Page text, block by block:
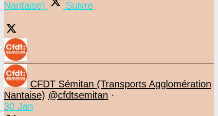
Nantaise)
Suivre
CFDT Sémitan (Transports Agglomération
Nantaise) @cfdtsemitan ·
30 Jan